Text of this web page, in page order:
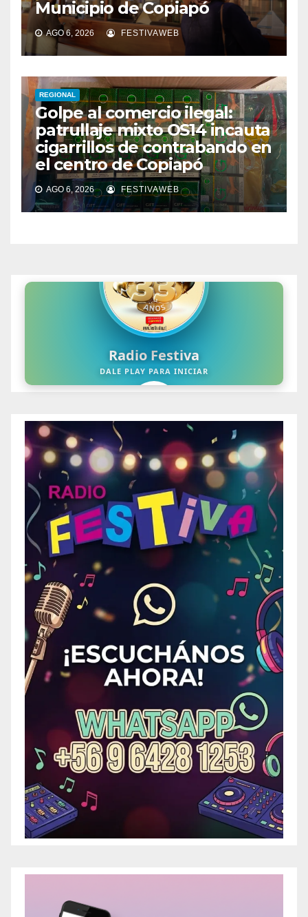
Municipio de Copiapó
AGO 6, 2026 FESTIVAWEB
REGIONAL
Golpe al comercio ilegal:
patrullaje mixto OS14 incauta
cigarrillos de contrabando en
el centro de Copiapó
AGO 6, 2026 FESTIVAWEB